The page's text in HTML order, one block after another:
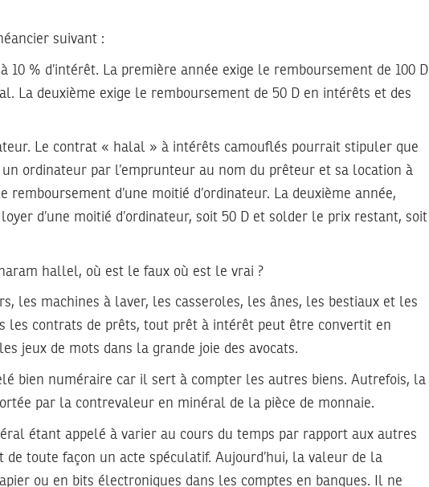
suivant :
10 % d’intérêt. La première année exige le remboursement de 100 D
La deuxième exige le remboursement de 50 D en intérêts et des
Le contrat « halal » à intérêts camouflés pourrait stipuler que
ordinateur par l’emprunteur au nom du prêteur et sa location à
remboursement d’une moitié d’ordinateur. La deuxième année,
d’une moitié d’ordinateur, soit 50 D et solder le prix restant, soit
hallel, où est le faux où est le vrai ?
les machines à laver, les casseroles, les ânes, les bestiaux et les
les contrats de prêts, tout prêt à intérêt peut être convertit en
jeux de mots dans la grande joie des avocats.
bien numéraire car il sert à compter les autres biens. Autrefois, la
par la contrevaleur en minéral de la pièce de monnaie.
étant appelé à varier au cours du temps par rapport aux autres
de toute façon un acte spéculatif. Aujourd’hui, la valeur de la
ou en bits électroniques dans les comptes en banques. Il ne